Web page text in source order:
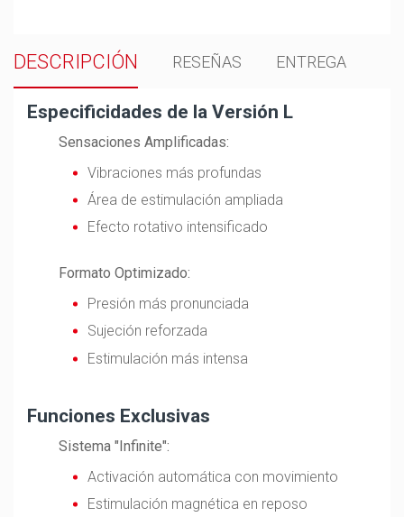
DESCRIPCIÓN RESEÑAS ENTREGA
Especificidades de la Versión L
Sensaciones Amplificadas:
Vibraciones más profundas
Área de estimulación ampliada
Efecto rotativo intensificado
Formato Optimizado:
Presión más pronunciada
Sujeción reforzada
Estimulación más intensa
Funciones Exclusivas
Sistema "Infinite":
Activación automática con movimiento
Estimulación magnética en reposo